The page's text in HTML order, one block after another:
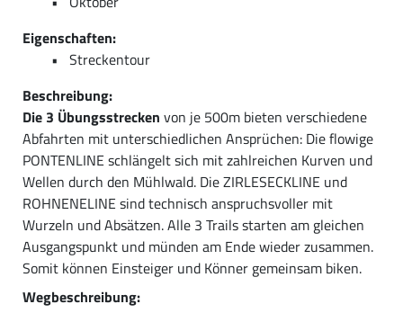
Eigenschaften:
Streckentour
Beschreibung:
Die 3 Übungsstrecken von je 500m bieten verschiedene
Abfahrten mit unterschiedlichen Ansprüchen: Die flowige
PONTENLINE schlängelt sich mit zahlreichen Kurven und
Wellen durch den Mühlwald. Die ZIRLESECKLINE und
ROHNENELINE sind technisch anspruchsvoller mit
Wurzeln und Absätzen. Alle 3 Trails starten am gleichen
Ausgangspunkt und münden am Ende wieder zusammen.
Somit können Einsteiger und Könner gemeinsam biken.
Wegbeschreibung: